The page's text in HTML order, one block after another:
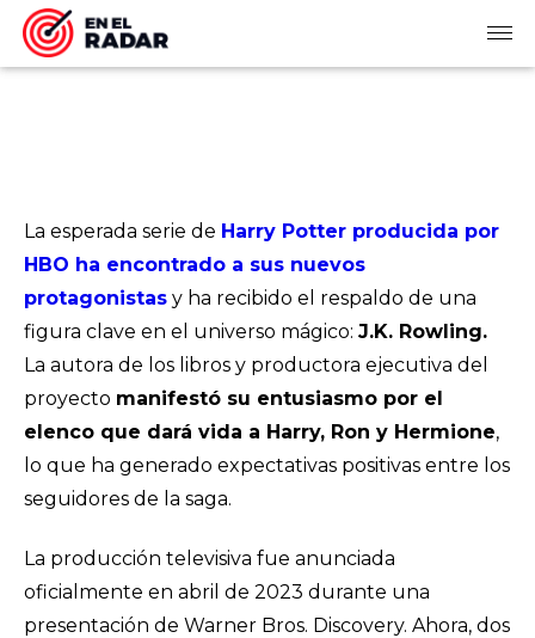
La esperada serie de Harry Potter producida por
HBO ha encontrado a sus nuevos
protagonistas y ha recibido el respaldo de una
figura clave en el universo mágico: J.K. Rowling.
La autora de los libros y productora ejecutiva del
proyecto manifestó su entusiasmo por el
elenco que dará vida a Harry, Ron y Hermione,
lo que ha generado expectativas positivas entre los
seguidores de la saga.
La producción televisiva fue anunciada
oficialmente en abril de 2023 durante una
presentación de Warner Bros. Discovery. Ahora, dos